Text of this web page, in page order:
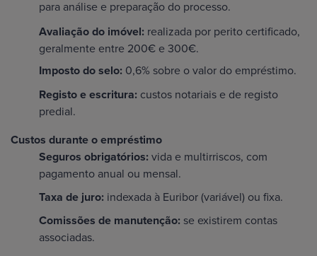
para análise e preparação do processo.
Avaliação do imóvel: realizada por perito certificado,
geralmente entre 200€ e 300€.
Imposto do selo: 0,6% sobre o valor do empréstimo.
Registo e escritura: custos notariais e de registo
predial.
Custos durante o empréstimo
Seguros obrigatórios: vida e multirriscos, com
pagamento anual ou mensal.
Taxa de juro: indexada à Euribor (variável) ou fixa.
Comissões de manutenção: se existirem contas
associadas.